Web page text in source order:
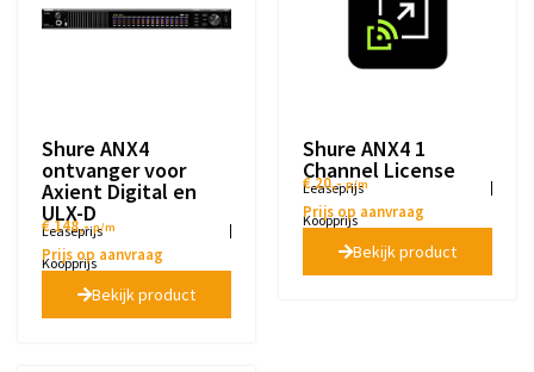
Shure ANX4
ontvanger voor
Axient Digital en
ULX-D
Leaseprijs
€ 148,-p/m
Koopprijs
Prijs op aanvraag
Bekijk product
Shure ANX4 1
Channel License
Leaseprijs
€ 20,-p/m
Koopprijs
Prijs op aanvraag
Bekijk product